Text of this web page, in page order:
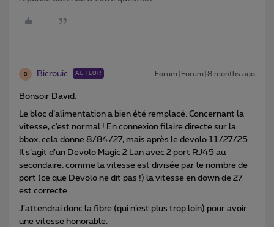
B Bicrouic AUTEUR Forum|Forum|8 months ago
Bonsoir David,
Le bloc d’alimentation a bien été remplacé. Concernant la
vitesse, c’est normal ! En connexion filaire directe sur la
bbox, cela donne 8/84/27, mais après le devolo 11/27/25.
Il s’agit d’un Devolo Magic 2 Lan avec 2 port RJ45 au
secondaire, comme la vitesse est divisée par le nombre de
port (ce que Devolo ne dit pas !) la vitesse en down de 27
est correcte.
J’attendrai donc la fibre (qui n’est plus trop loin) pour avoir
une vitesse honorable.